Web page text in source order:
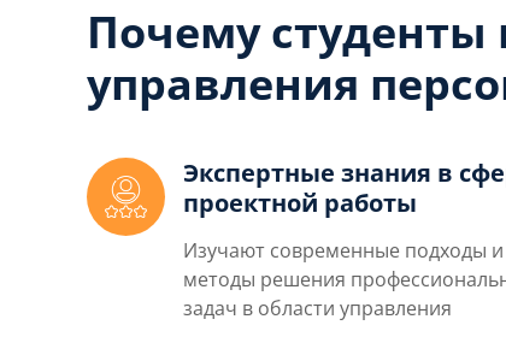
Почему
управления
Экспертные знания в
проектной работы
Изучают современные подходы и
методы решения
задач в области управления